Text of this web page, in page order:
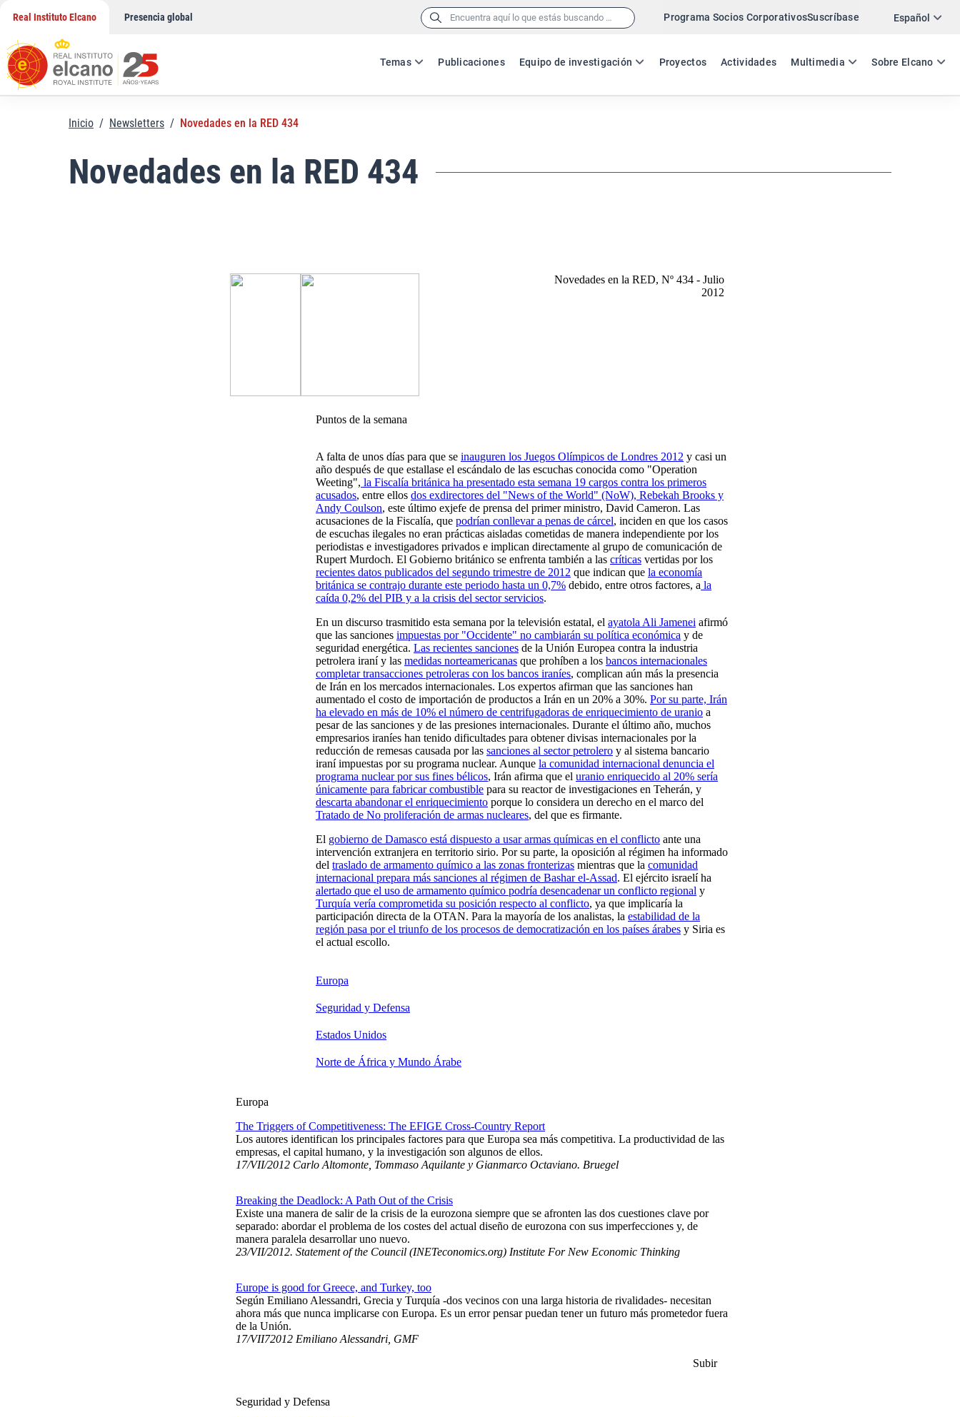
contenido
Real Instituto Elcano Presencia global Buscar: Programa Socios CorporativosSuscríbase Español
ES EN
Temas Publicaciones Equipo de investigación Proyectos Actividades Multimedia Sobre Elcano
Twitter
Inicio / Newsletters / Novedades en la RED 434
Novedades en la RED 434